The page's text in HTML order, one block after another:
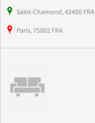
Saint-Chamond, 42400 FRA
Paris, 75002 FRA